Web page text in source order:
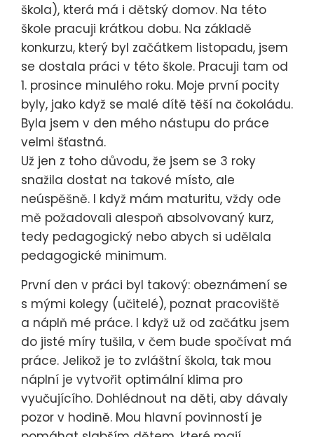
škola), která má i dětský domov. Na této
škole pracuji krátkou dobu. Na základě
konkurzu, který byl začátkem listopadu, jsem
se dostala práci v této škole. Pracuji tam od
1. prosince minulého roku. Moje první pocity
byly, jako když se malé dítě těší na čokoládu.
Byla jsem v den mého nástupu do práce
velmi šťastná.
Už jen z toho důvodu, že jsem se 3 roky
snažila dostat na takové místo, ale
neúspěšně. I když mám maturitu, vždy ode
mě požadovali alespoň absolvovaný kurz,
tedy pedagogický nebo abych si udělala
pedagogické minimum.
První den v práci byl takový: obeznámení se
s mými kolegy (učitelé), poznat pracoviště
a náplň mé práce. I když už od začátku jsem
do jisté míry tušila, v čem bude spočívat má
práce. Jelikož je to zvláštní škola, tak mou
náplní je vytvořit optimální klima pro
vyučujícího. Dohlédnout na děti, aby dávaly
pozor v hodině. Mou hlavní povinností je